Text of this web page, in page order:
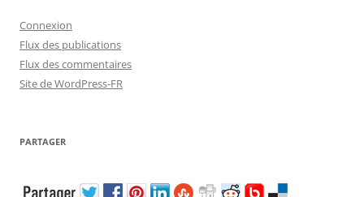
Connexion
Flux des publications
Flux des commentaires
Site de WordPress-FR
PARTAGER